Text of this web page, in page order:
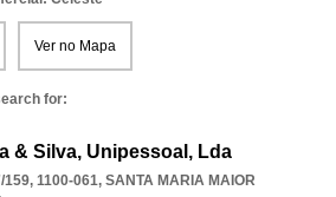
Ver no Mapa
for:
& Silva, Unipessoal, Lda
159, 1100-061, SANTA MARIA MAIOR